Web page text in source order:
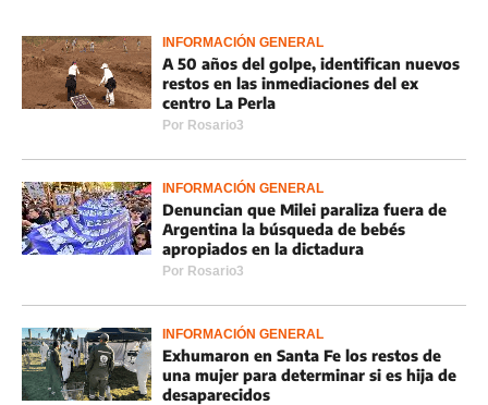
INFORMACIÓN GENERAL
A 50 años del golpe, identifican nuevos
restos en las inmediaciones del ex
centro La Perla
Por Rosario3
INFORMACIÓN GENERAL
Denuncian que Milei paraliza fuera de
Argentina la búsqueda de bebés
apropiados en la dictadura
Por Rosario3
INFORMACIÓN GENERAL
Exhumaron en Santa Fe los restos de
una mujer para determinar si es hija de
desaparecidos